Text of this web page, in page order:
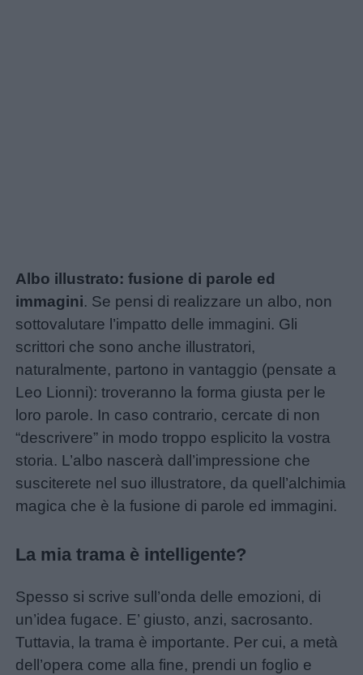
Albo illustrato: fusione di parole ed
immagini. Se pensi di realizzare un albo, non
sottovalutare l’impatto delle immagini. Gli
scrittori che sono anche illustratori,
naturalmente, partono in vantaggio (pensate a
Leo Lionni): troveranno la forma giusta per le
loro parole. In caso contrario, cercate di non
“descrivere” in modo troppo esplicito la vostra
storia. L’albo nascerà dall’impressione che
susciterete nel suo illustratore, da quell’alchimia
magica che è la fusione di parole ed immagini.
La mia trama è intelligente?
Spesso si scrive sull’onda delle emozioni, di
un’idea fugace. E’ giusto, anzi, sacrosanto.
Tuttavia, la trama è importante. Per cui, a metà
dell’opera come alla fine, prendi un foglio e